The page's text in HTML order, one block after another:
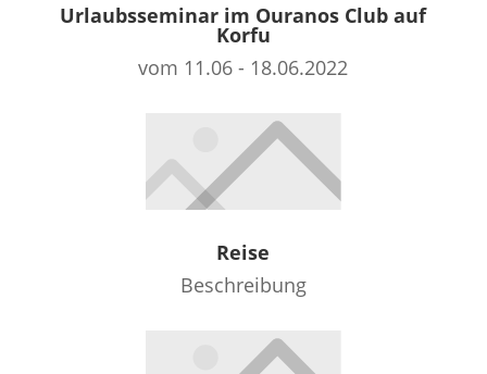
Urlaubsseminar im Ouranos Club auf
Korfu
vom 11.06 - 18.06.2022
Reise
Beschreibung